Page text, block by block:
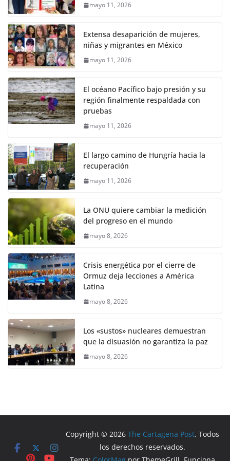
mayo 11, 2026
Extensa desaparición de mujeres,
niñas y migrantes en México
mayo 11, 2026
El océano Pacífico bajo presión y su
región finalmente respaldada con
pruebas
mayo 11, 2026
El largo camino de Hungría hacia la
recuperación
mayo 11, 2026
La ONU quiere cambiar la medición
del progreso en el mundo
mayo 8, 2026
Crisis energética por el cierre de
Ormuz deja lecciones a América
Latina
mayo 8, 2026
Los «sustos» nucleares demuestran
que la disuasión no garantiza la paz
mayo 8, 2026
Copyright © 2026The Cartagena Post. Todos
los derechos reservados.